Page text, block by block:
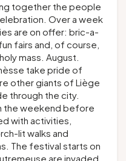
together the people
Over a week
are on offer: bric-a-
fairs and, of course,
mass. August.
take pride of
other giants of Liège
through the city.
the weekend before
with activities,
lit walks and
The festival starts on
are invaded